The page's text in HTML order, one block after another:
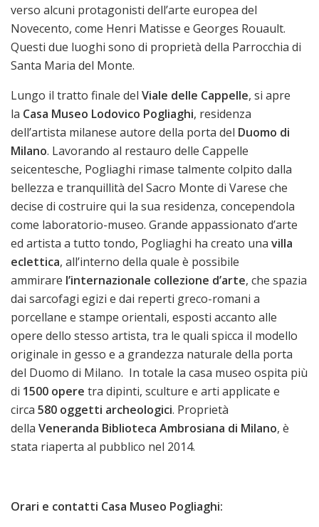
verso alcuni protagonisti dell’arte europea del
Novecento, come Henri Matisse e Georges Rouault.
Questi due luoghi sono di proprietà della Parrocchia di
Santa Maria del Monte.
Lungo il tratto finale del Viale delle Cappelle, si apre
la Casa Museo Lodovico Pogliaghi, residenza
dell’artista milanese autore della porta del Duomo di
Milano. Lavorando al restauro delle Cappelle
seicentesche, Pogliaghi rimase talmente colpito dalla
bellezza e tranquillità del Sacro Monte di Varese che
decise di costruire qui la sua residenza, concependola
come laboratorio-museo. Grande appassionato d’arte
ed artista a tutto tondo, Pogliaghi ha creato una villa
eclettica, all’interno della quale è possibile
ammirare l’internazionale collezione d’arte, che spazia
dai sarcofagi egizi e dai reperti greco-romani a
porcellane e stampe orientali, esposti accanto alle
opere dello stesso artista, tra le quali spicca il modello
originale in gesso e a grandezza naturale della porta
del Duomo di Milano. In totale la casa museo ospita più
di 1500 opere tra dipinti, sculture e arti applicate e
circa 580 oggetti archeologici. Proprietà
della Veneranda Biblioteca Ambrosiana di Milano, è
stata riaperta al pubblico nel 2014.
Orari e contatti Casa Museo Pogliaghi: